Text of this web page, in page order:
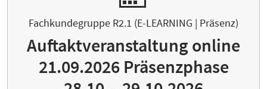
Fachkundegruppe R2.1 (E-LEARNING | Präsenz)
Auftaktveranstaltung online
21.09.2026 Präsenzphase